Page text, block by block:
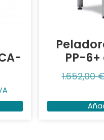
PP-
1.652,00